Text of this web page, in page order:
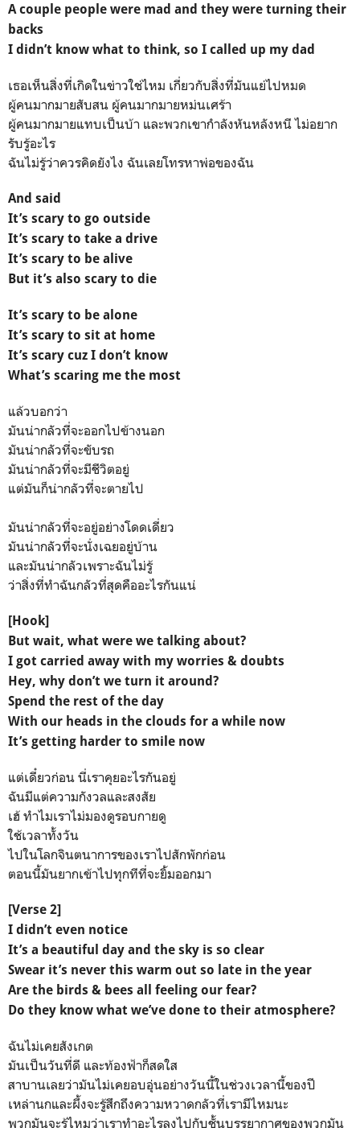
A couple people were mad and they were turning their
backs
I didn’t know what to think, so I called up my dad
เธอเห็นสิ่งที่เกิดในข่าวใช่ไหม เกี่ยวกับสิ่งที่มันแย่ไปหมด
ผู้คนมากมายสับสน ผู้คนมากมายหม่นเศร้า
ผู้คนมากมายแทบเป็นบ้า และพวกเขากำลังหันหลังหนี ไม่อยาก
รับรู้อะไร
ฉันไม่รู้ว่าควรคิดยังไง ฉันเลยโทรหาพ่อของฉัน
And said
It’s scary to go outside
It’s scary to take a drive
It’s scary to be alive
But it’s also scary to die
It’s scary to be alone
It’s scary to sit at home
It’s scary cuz I don’t know
What’s scaring me the most
แล้วบอกว่า
มันน่ากลัวที่จะออกไปข้างนอก
มันน่ากลัวที่จะขับรถ
มันน่ากลัวที่จะมีชีวิตอยู่
แต่มันก็น่ากลัวที่จะตายไป
มันน่ากลัวที่จะอยู่อย่างโดดเดี่ยว​
มันน่ากลัวที่จะนั่งเฉยอยู่บ้าน
และมันน่ากลัวเพราะฉันไม่รู้
ว่าสิ่งที่ทำฉันกลัวที่สุดคืออะไรกันแน่
[Hook]
But wait, what were we talking about?
I got carried away with my worries & doubts
Hey, why don’t we turn it around?
Spend the rest of the day
With our heads in the clouds for a while now
It’s getting harder to smile now
แต่เดี๋ยวก่อน​ นี่เราคุยอะไรกันอยู่
ฉันมีแต่ความกังวลและสงสัย
เฮ้ ทำไมเราไม่มองดูรอบกายดู
ใช้เวลาทั้งวัน
ไปในโลกจินตนาการ​ของเราไปสักพักก่อน
ตอนนี้มันยากเข้าไปทุกทีที่จะยิ้มออกมา
[Verse 2]
I didn’t even notice
It’s a beautiful day and the sky is so clear
Swear it’s never this warm out so late in the year
Are the birds & bees all feeling our fear?
Do they know what we’ve done to their atmosphere?
ฉันไม่เคยสังเกต
มันเป็นวันที่ดี และท้องฟ้าก็สดใส
สาบานเลยว่ามันไม่เคยอบอุ่นอย่างวันนี้ในช่วงเวลานี้ของปี
เหล่านกและผึ้งจะรู้สึกถึงความหวาดกลัวที่เรามีไหมนะ
พวกมันจะรู้ไหมว่าเราทำอะไรลงไปกับชั้นบรรยากาศของพวกมัน